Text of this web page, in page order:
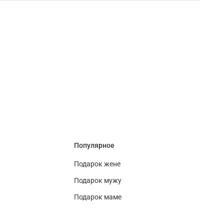
Популярное
Подарок жене
Подарок мужу
Подарок маме